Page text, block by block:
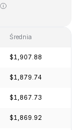
Średnia
$1,907.88
$1,879.74
$1,867.73
$1,869.92